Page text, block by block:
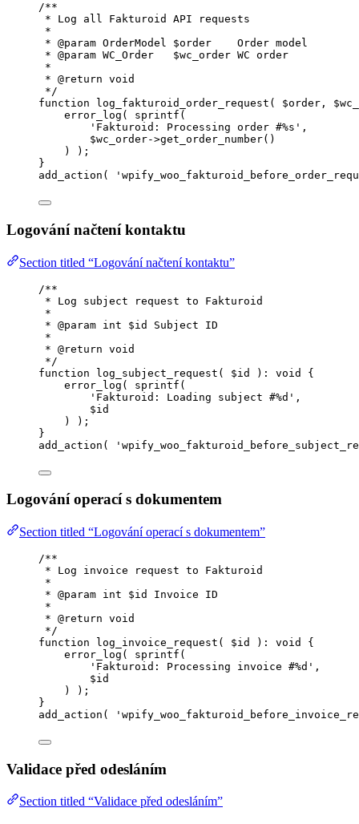
/**
* Log all Fakturoid API requests
*
* @param OrderModel $order    Order model
* @param WC_Order
   $wc_order WC order
*
* @return void
*/
function
log_fakturoid_order_request ( $order ,
error_log ( sprintf (
' Fakturoid: Processing order #%s ' ,
$wc_order->get_order_number()
)
);
}
add_action ( '
Logování načtení kontaktu
Section titled “Logování načtení kontaktu”
/**
* Log subject request to Fakturoid
*
* @param int $id Subject ID
*
* @return void
*/
function
log_subject_request ( $id ) : void
{
error_log ( sprintf (
' Fakturoid: Loading subject #%d ' ,
$id
)
);
}
add_action ( '
Logování operací s dokumentem
Section titled “Logování operací s dokumentem”
/**
* Log invoice request to Fakturoid
*
* @param int $id Invoice ID
*
* @return void
*/
function
log_invoice_request ( $id ) : void
{
error_log ( sprintf (
' Fakturoid: Processing invoice #%d ' ,
$id
)
);
}
add_action ( '
Validace před odesláním
Section titled “Validace před odesláním”